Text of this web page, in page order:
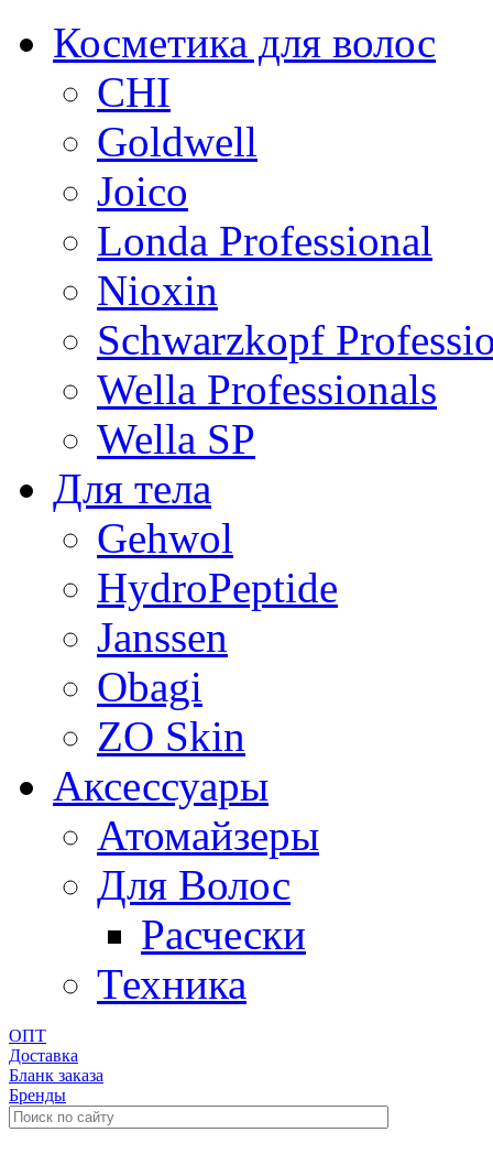
Косметика для волос
CHI
Goldwell
Joico
Londa Professional
Nioxin
Schwarzkopf
Wella Professionals
Wella SP
Для тела
Gehwol
HydroPeptide
Janssen
Obagi
ZO Skin
Aксессуары
Атомайзеры
Для Волос
Расчески
Техника
ОПТ
Доставка
Бланк заказа
Бренды